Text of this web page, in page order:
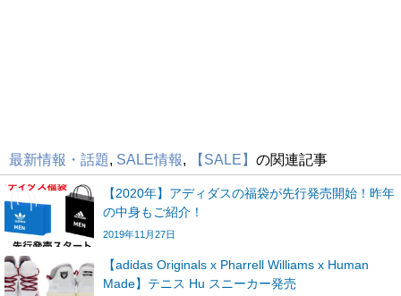
最新情報・話題 SALE情報 【SALE】 の関連記事
【2020年】アディダスの福袋が先行発売開始！昨年
の中身もご紹介！
2019年11月27日
【adidas Originals x Pharrell Williams x Human
Made】テニス Hu スニーカー発売